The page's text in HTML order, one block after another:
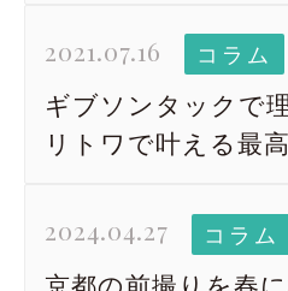
2021.07.16 コラム
ギブソンタックで
リトワで叶える最
2024.04.27 コラム
京都の前撮りを春